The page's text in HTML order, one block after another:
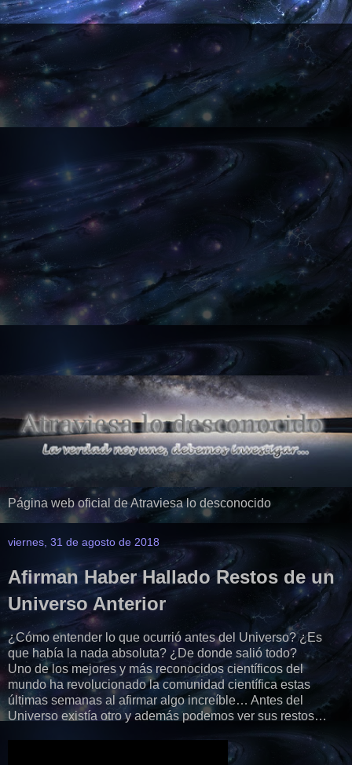
Página web oficial de Atraviesa lo desconocido
viernes, 31 de agosto de 2018
Afirman Haber Hallado Restos de un
Universo Anterior
¿Cómo entender lo que ocurrió antes del Universo? ¿Es
que había la nada absoluta? ¿De donde salió todo?
Uno de los mejores y más reconocidos científicos del
mundo ha revolucionado la comunidad científica estas
últimas semanas al afirmar algo increíble… Antes del
Universo existía otro y además podemos ver sus restos…